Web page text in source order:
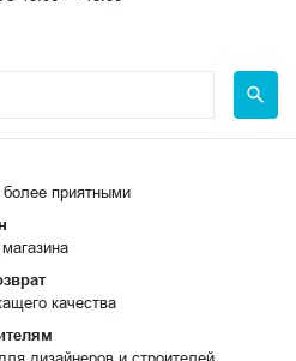
приятными
качества